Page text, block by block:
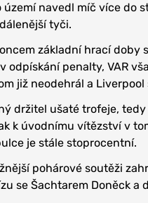
navedl míč více do
tyči.
základní hrací
odpískání penalty, VAR
již neodehrál a
držitel ušaté trofeje,
k úvodnímu vítězství v
je stále stoprocentní.
pohárové soutěži
se Šachtarem Doněck a